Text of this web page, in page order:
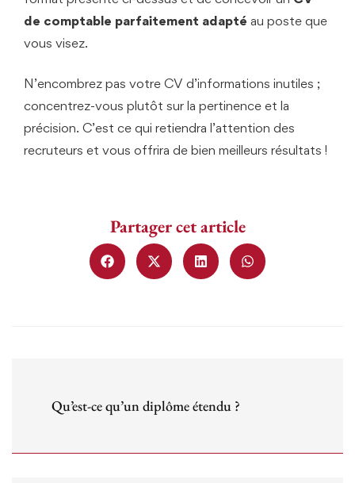
de comptable parfaitement adapté au poste que
vous visez.
N’encombrez pas votre CV d’informations inutiles ;
concentrez-vous plutôt sur la pertinence et la
précision. C’est ce qui retiendra l’attention des
recruteurs et vous offrira de bien meilleurs résultats !
Partager cet article
Qu’est-ce qu’un diplôme étendu ?